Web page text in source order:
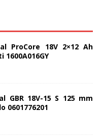
ProCore 18V 2×12 Ah
1600A016GY
GBR 18V-15 S 125 mm
0601776201